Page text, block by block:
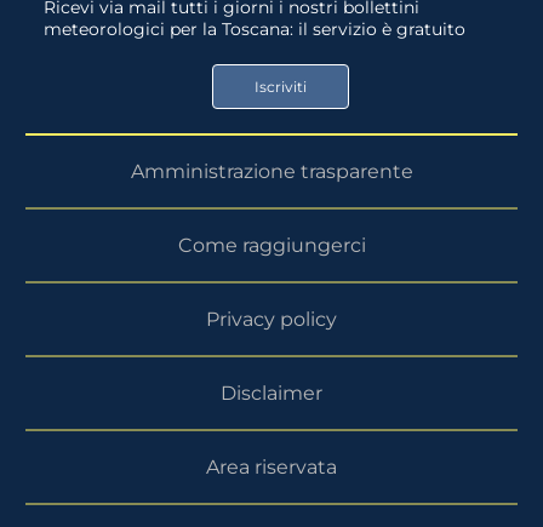
App Google
Store
Ricevi via mail tutti i giorni i nostri bollettini
meteorologici per la Toscana: il servizio è gratuito
Iscriviti
Amministrazione trasparente
Come raggiungerci
Privacy policy
Disclaimer
Area riservata